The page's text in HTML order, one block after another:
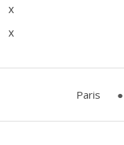
x
x
Paris ●